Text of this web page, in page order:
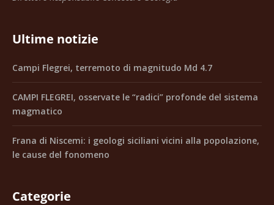
Ultime notizie
Campi Flegrei, terremoto di magnitudo Md 4.7
CAMPI FLEGREI, osservate le “radici” profonde del sistema
magmatico
Frana di Niscemi: i geologi siciliani vicini alla popolazione,
le cause del fonomeno
Categorie